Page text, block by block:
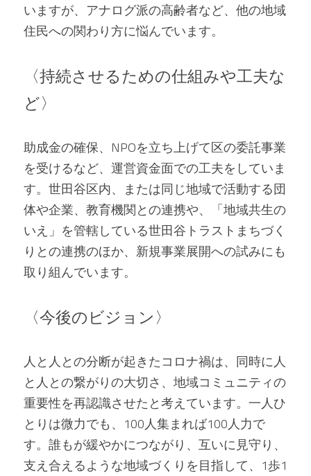
いますが、アナログ派の高齢者など、他の地域
住民への関わり方に悩んでいます。
〈持続させるための仕組みや工夫な
ど〉
助成金の確保、NPOを立ち上げて区の委託事業
を受けるなど、運営資金面での工夫をしていま
す。世田谷区内、または同じ地域で活動する団
体や企業、教育機関との連携や、「地域共生の
いえ」を管轄している世田谷トラストまちづく
りとの連携のほか、新規事業展開への試みにも
取り組んでいます。
〈今後のビジョン〉
人と人との分断が起きたコロナ禍は、同時に人
と人との繋がりの大切さ、地域コミュニティの
重要性を再認識させたと考えています。一人ひ
とりは微力でも、100人集まれば100人力で
す。誰もが緩やかにつながり、互いに見守り、
支え合えるような地域づくりを目指して、1歩1